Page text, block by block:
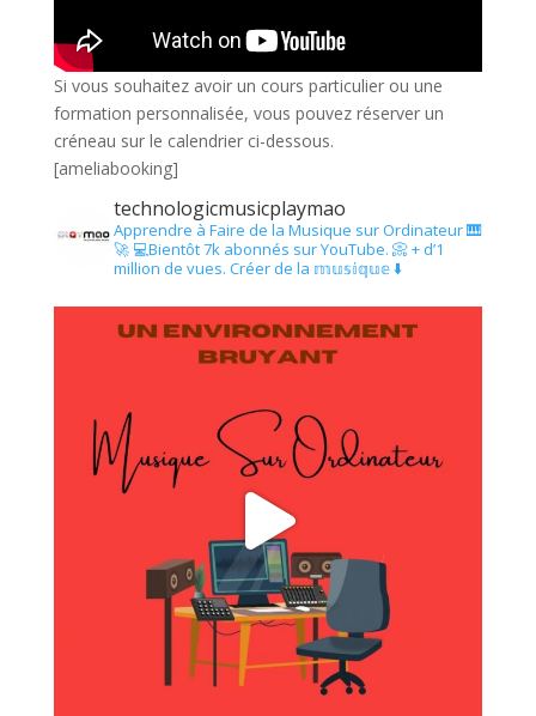
Si vous souhaitez avoir un cours particulier ou une
formation personnalisée, vous pouvez réserver un
créneau sur le calendrier ci-dessous.
[ameliabooking]
technologicmusicplaymao
Apprendre à Faire de la Musique sur Ordinateur 🎹
🚀 💻Bientôt 7k abonnés sur YouTube. 📀 + d’1
million de vues. Créer de la 𝕞𝕦𝕤𝕚𝕢𝕦𝕖 ⬇️